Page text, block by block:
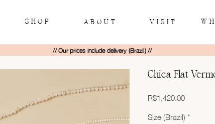
SHOP ABOUT VISIT
// Our prices include delivery (Brazil) //
Chica Flat
R$1,420.00Price
Size (Brazil)*